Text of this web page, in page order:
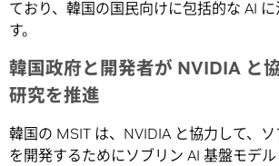
ており、韓国の国民向けに包括的な AI
す。
韓国政府と開発者が NVIDIA と
研究を推進
韓国の MSIT は、NVIDIA と協力して、
を開発するためにソブリン AI 基盤モデ